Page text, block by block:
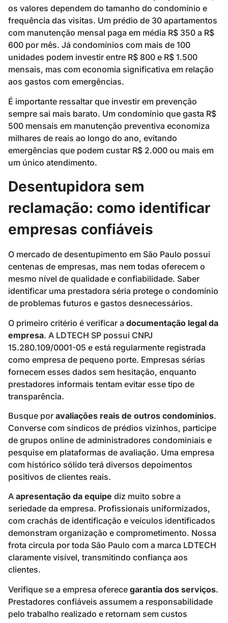
os valores dependem do tamanho do condomínio e
frequência das visitas. Um prédio de 30 apartamentos
com manutenção mensal paga em média R$ 350 a R$
600 por mês. Já condomínios com mais de 100
unidades podem investir entre R$ 800 e R$ 1.500
mensais, mas com economia significativa em relação
aos gastos com emergências.
É importante ressaltar que investir em prevenção
sempre sai mais barato. Um condomínio que gasta R$
500 mensais em manutenção preventiva economiza
milhares de reais ao longo do ano, evitando
emergências que podem custar R$ 2.000 ou mais em
um único atendimento.
Desentupidora sem
reclamação: como identificar
empresas confiáveis
O mercado de desentupimento em São Paulo possui
centenas de empresas, mas nem todas oferecem o
mesmo nível de qualidade e confiabilidade. Saber
identificar uma prestadora séria protege o condomínio
de problemas futuros e gastos desnecessários.
O primeiro critério é verificar a documentação legal da
empresa. A LDTECH SP possui CNPJ
15.280.109/0001-05 e está regularmente registrada
como empresa de pequeno porte. Empresas sérias
fornecem esses dados sem hesitação, enquanto
prestadores informais tentam evitar esse tipo de
transparência.
Busque por avaliações reais de outros condomínios.
Converse com síndicos de prédios vizinhos, participe
de grupos online de administradores condominiais e
pesquise em plataformas de avaliação. Uma empresa
com histórico sólido terá diversos depoimentos
positivos de clientes reais.
A apresentação da equipe diz muito sobre a
seriedade da empresa. Profissionais uniformizados,
com crachás de identificação e veículos identificados
demonstram organização e comprometimento. Nossa
frota circula por toda São Paulo com a marca LDTECH
claramente visível, transmitindo confiança aos
clientes.
Verifique se a empresa oferece garantia dos serviços.
Prestadores confiáveis assumem a responsabilidade
pelo trabalho realizado e retornam sem custos